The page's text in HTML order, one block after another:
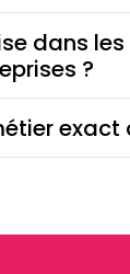
dans
?
exact